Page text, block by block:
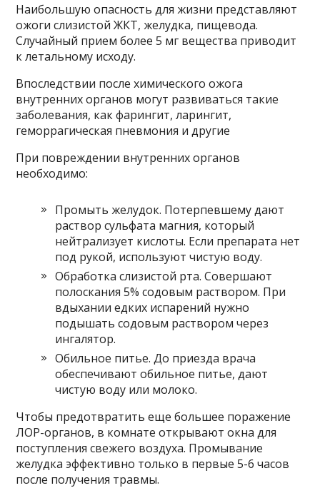
Наибольшую опасность для жизни представляют
ожоги слизистой ЖКТ, желудка, пищевода.
Случайный прием более 5 мг вещества приводит
к летальному исходу.
Впоследствии после химического ожога
внутренних органов могут развиваться такие
заболевания, как фарингит, ларингит,
геморрагическая пневмония и другие
При повреждении внутренних органов
необходимо:
Промыть желудок. Потерпевшему дают
раствор сульфата магния, который
нейтрализует кислоты. Если препарата нет
под рукой, используют чистую воду.
Обработка слизистой рта. Совершают
полоскания 5% содовым раствором. При
вдыхании едких испарений нужно
подышать содовым раствором через
ингалятор.
Обильное питье. До приезда врача
обеспечивают обильное питье, дают
чистую воду или молоко.
Чтобы предотвратить еще большее поражение
ЛОР-органов, в комнате открывают окна для
поступления свежего воздуха. Промывание
желудка эффективно только в первые 5-6 часов
после получения травмы.